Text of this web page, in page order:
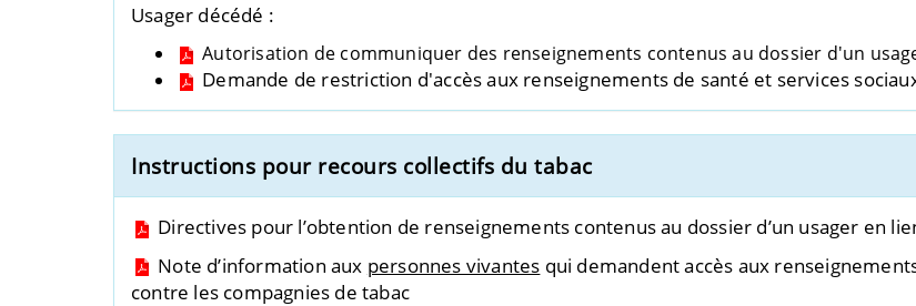
Usager décédé :
Autorisation de communiquer des renseignements contenus au dossier d'un
Demande de restriction d'accès aux renseignements de santé et services
Instructions pour recours collectifs du tabac
Directives pour l’obtention de renseignements contenus au dossier d’un usager en
Note d’information aux personnes vivantes qui demandent accès aux
contre les compagnies de tabac